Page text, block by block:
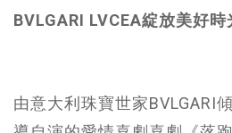
BVLGARI LVCEA綻放美好時
由意大利珠寶世家BVLGARI